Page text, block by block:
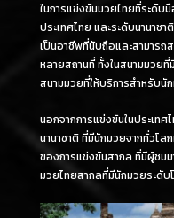
ในการแข่งขันมวยไทยที่ระดับ
ประเทศไทย และระดับนานาชาติ
เป็นอาชีพที่นับถือและสามารถ
หลายสถานที่ ทั้งในสนามมวย
สนามมวยที่ให้บริการสำหรับนั
นอกจากการแข่งขันในประเทศ
นานาชาติ ที่มีนักมวยจากทั่วโ
ของการแข่งขันสากล ที่มีผู้ชมม
มวยไทยสากลที่มีนักมวยระดับ